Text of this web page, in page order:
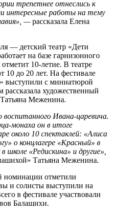
трепетнее отнеслись к
интересные работы на тему
—рассказала Елена
— детский театр «Дети
на базе гарнизонного
10-летие. В театре
10 до 20 лет. На фестивале
выступили с миниатюрой
художественный
Татьяна Меженина.
Ивана-царевича.
монаха он в итоге
около 10 спектаклей: «Алиса
о концлагере «Красный» в
школе «Редискина» и другие»,
Татьяна Меженина.
номинации отметили
и солисты выступили на
в фестивале участвовали
Балашихи.